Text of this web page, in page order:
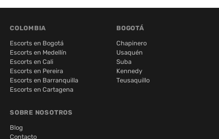
COLOMBIA
Escorts en Bogotá
Escorts en Medellín
Escorts en Cali
Escorts en Pereira
Escorts en Barranquilla
Escorts en Cartagena
BOGOTÁ
Chapinero
Usaquén
Suba
Kennedy
Teusaquillo
SOBRE NOSOTROS
Blog
Contacto